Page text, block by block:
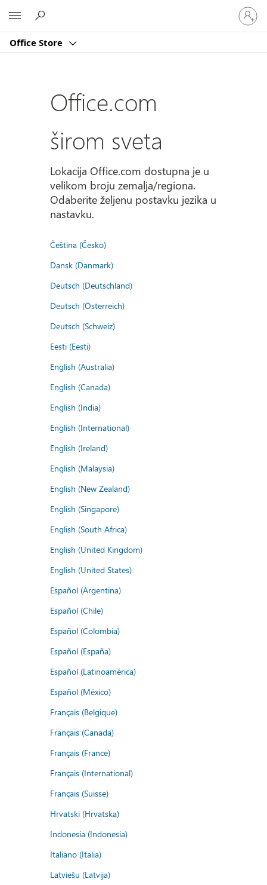
Office Store
Prijavite
se
na
Office.com
širom sveta
Lokacija Office.com dostupna je u
velikom broju zemalja/regiona.
Odaberite željenu postavku jezika u
nastavku.
Čeština (Česko)
Dansk (Danmark)
Deutsch (Deutschland)
Deutsch (Österreich)
Deutsch (Schweiz)
Eesti (Eesti)
English (Australia)
English (Canada)
English (India)
English (International)
English (Ireland)
English (Malaysia)
English (New Zealand)
English (Singapore)
English (South Africa)
English (United Kingdom)
English (United States)
Español (Argentina)
Español (Chile)
Español (Colombia)
Español (España)
Español (Latinoamérica)
Español (México)
Français (Belgique)
Français (Canada)
Français (France)
Français (International)
Français (Suisse)
Hrvatski (Hrvatska)
Indonesia (Indonesia)
Italiano (Italia)
Latviešu (Latvija)